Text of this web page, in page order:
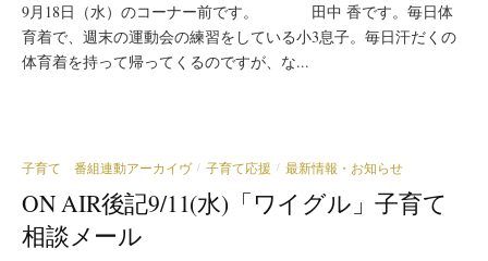
9月18日（水）のコーナー前です。 田中 香です。毎日体
育着で、週末の運動会の練習をしている小3息子。毎日汗だくの
体育着を持って帰ってくるのですが、な...
子育て 番組連動アーカイヴ / 子育て応援 / 最新情報・お知らせ
ON AIR後記9/11(水)「ワイグル」子育て
相談メール